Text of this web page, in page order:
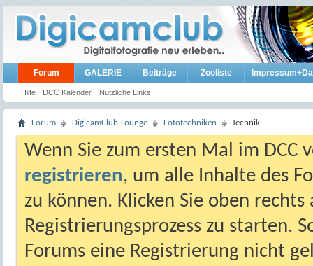
Forum
Hilfe DCC Kalender Nützliche Links
GALERIE Beiträge Zooliste
Forum DigicamClub-Lounge Fototechniken Technik
Wenn Sie zum ersten Mal im DCC
registrieren, um alle Inhalte des
zu können. Klicken Sie oben
Registrierungsprozess zu starten.
Forums eine Registrierung nicht